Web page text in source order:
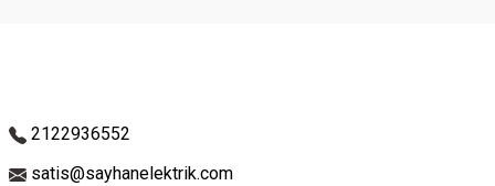
2122936552
satis@sayhanelektrik.com